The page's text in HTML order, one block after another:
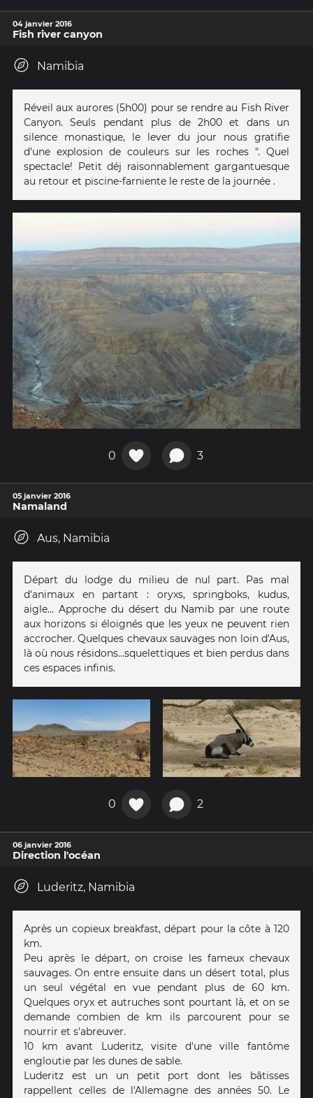
04 janvier 2016
Fish river canyon
Namibia
Réveil aux aurores (5h00) pour se rendre au Fish River
Canyon. Seuls pendant plus de 2h00 et dans un
silence monastique, le lever du jour nous gratifie
d'une explosion de couleurs sur les roches ". Quel
spectacle! Petit déj raisonnablement gargantuesque
au retour et piscine-farniente le reste de la journée .
0 3
05 janvier 2016
Namaland
Aus, Namibia
Départ du lodge du milieu de nul part. Pas mal
d'animaux en partant : oryxs, springboks, kudus,
aigle... Approche du désert du Namib par une route
aux horizons si éloignés que les yeux ne peuvent rien
accrocher. Quelques chevaux sauvages non loin d'Aus,
là où nous résidons...squelettiques et bien perdus dans
ces espaces infinis.
0 2
06 janvier 2016
Direction l'océan
Luderitz, Namibia
Après un copieux breakfast, départ pour la côte à 120
km.
Peu après le départ, on croise les fameux chevaux
sauvages. On entre ensuite dans un désert total, plus
un seul végétal en vue pendant plus de 60 km.
Quelques oryx et autruches sont pourtant là, et on se
demande combien de km ils parcourent pour se
nourrir et s'abreuver.
10 km avant Luderitz, visite d'une ville fantôme
engloutie par les dunes de sable.
Luderitz est un un petit port dont les bâtisses
rappellent celles de l'Allemagne des années 50. Le